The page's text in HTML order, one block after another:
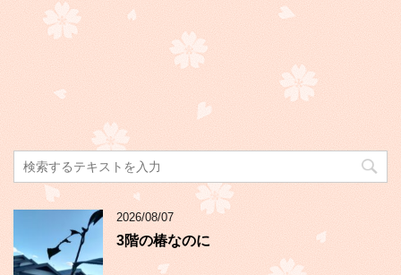
2026/08/07
3階の椿なのに